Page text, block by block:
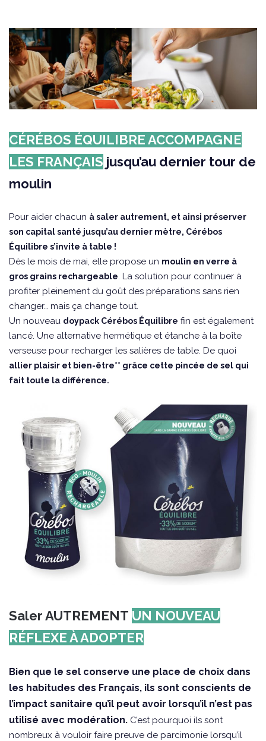
CÉRÉBOS ÉQUILIBRE ACCOMPAGNE
LES FRANÇAIS jusqu’au dernier tour de
moulin
Pour aider chacun à saler autrement, et ainsi préserver
son capital santé jusqu’au dernier mètre, Cérébos
Équilibre s’invite à table !
Dès le mois de mai, elle propose un moulin en verre à
gros grains rechargeable. La solution pour continuer à
profiter pleinement du goût des préparations sans rien
changer… mais ça change tout.
Un nouveau doypack Cérébos Équilibre fin est également
lancé. Une alternative hermétique et étanche à la boîte
verseuse pour recharger les salières de table. De quoi
allier plaisir et bien-être** grâce cette pincée de sel qui
fait toute la différence.
Saler AUTREMENT UN NOUVEAU
RÉFLEXE À ADOPTER
Bien que le sel conserve une place de choix dans
les habitudes des Français, ils sont conscients de
l’impact sanitaire qu’il peut avoir lorsqu’il n’est pas
utilisé avec modération. C’est pourquoi ils sont
nombreux à vouloir faire preuve de parcimonie lorsqu’il